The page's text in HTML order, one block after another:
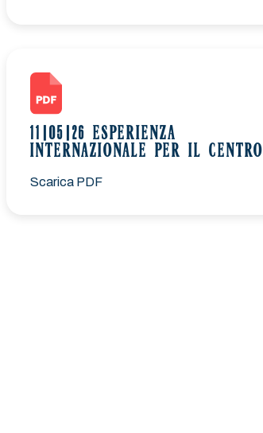
11|05|26 ESPERIENZA
INTERNAZIONALE PER IL CENTRO
Scarica PDF